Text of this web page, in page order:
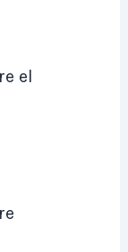
el